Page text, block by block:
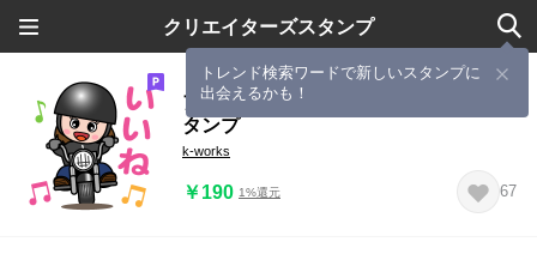
クリエイターズスタンプ
トレンド検索ワードで新しいスタンプに
出会えるかも！
アメリカンバイク女子♡毎日使えるス
タンプ
k-works
￥190 1%還元 67